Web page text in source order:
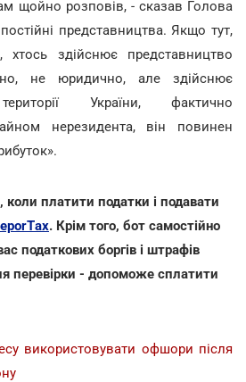
щойно розповів, - сказав Голова
представництва. Якщо тут,
хтось здійснює представництво
не юридично, але здійснює
України, фактично
нерезидента, він повинен
платити податки і подавати
. Крім того, бот самостійно
податкових боргів і штрафів
перевірки - допоможе сплатити
використовувати офшори після